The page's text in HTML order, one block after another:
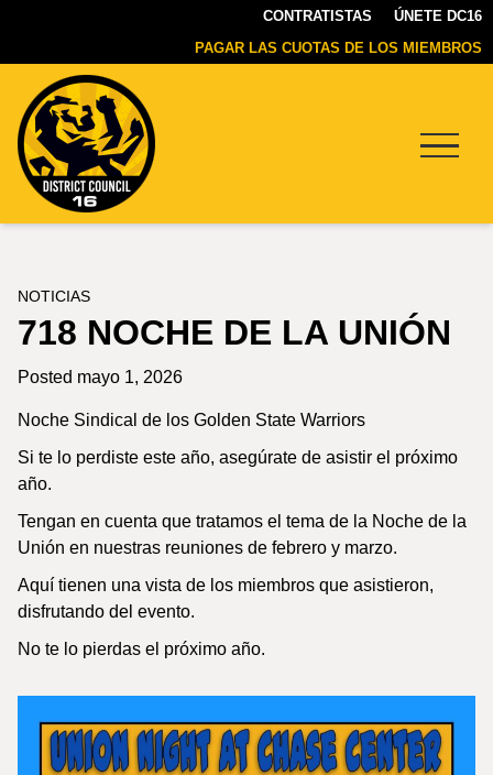
CONTRATISTAS
ÚNETE DC16
PAGAR LAS CUOTAS DE LOS MIEMBROS
NOTICIAS
718 NOCHE DE LA UNIÓN
Posted mayo 1, 2026
Noche Sindical de los Golden State Warriors
Si te lo perdiste este año, asegúrate de asistir el próximo
año.
Tengan en cuenta que tratamos el tema de la Noche de la
Unión en nuestras reuniones de febrero y marzo.
Aquí tienen una vista de los miembros que asistieron,
disfrutando del evento.
No te lo pierdas el próximo año.